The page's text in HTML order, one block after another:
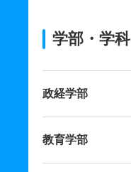
学部・学科
政経学部
教育学部